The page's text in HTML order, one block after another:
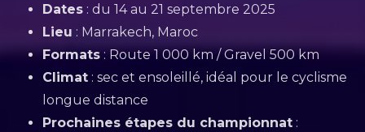
Dates : du 14 au 21 septembre 2025
Lieu : Marrakech, Maroc
Formats : Route 1 000 km / Gravel 500 km
Climat : sec et ensoleillé, idéal pour le cyclisme
longue distance
Prochaines étapes du championnat :